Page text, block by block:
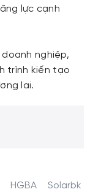
lực cạnh
nghiệp,
trình kiến tạo
lai.
HGBA Solarbk